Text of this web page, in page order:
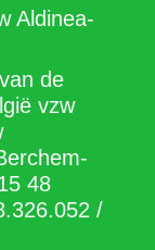
mailen
Voor
Voor
Voor
zondag
in elke
Aldinea-
de
vzw
48
/